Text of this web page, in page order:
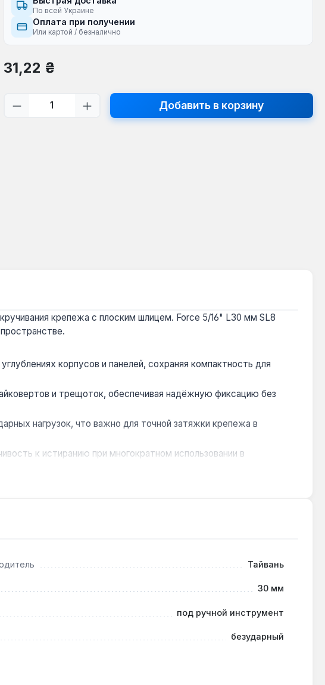
По всей Украине
Оплата при получении
Или картой / безналично
Обычная цена:
31,22 ₴
Количество продукта: введите желаемое
Добавить в корзину
крепежа с плоским шлицем. Force 5/16" L30 мм SL8
корпусов и панелей, сохраняя компактность для
и трещоток, обеспечивая надёжную фиксацию без
нагрузок, что важно для точной затяжки крепежа в
к истиранию при многократном использовании в
мебели, ремонте бытовой техники и других задачах, где
ударные нагрузки могут повредить наконечник.
диаметром 6–10 мм, в зависимости от производителя
Тайвань
30 мм
под ручной инструмент
безударный